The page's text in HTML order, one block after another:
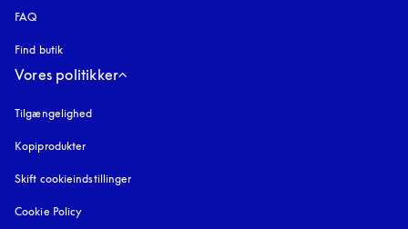
FAQ
Find butik
Vores politikker
Tilgængelighed
Kopiprodukter
Skift cookieindstillinger
Cookie Policy